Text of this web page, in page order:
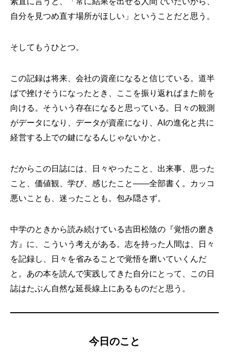
自分を見つめ直す場所がほしい」ということだと思う。
そしてもうひとつ。
この記録は将来、会社の資産になると信じている。道半
ばで挫けそうになったとき、ここを振り返ればまた前を
向ける。そういう存在になると思っている。日々の観測
がデータになり、データが資産になり、AIの進化と共に
経営する上での鍵になるんじゃないかと。
だからこの日誌には、日々やったこと、出来事、思った
こと、価値観、学び、感じたこと——全部書く。カッコ
悪いことも、迷ったことも。包み隠さず。
中学のときから読み続けている吉田松陰の『覚悟の磨き
方』に、こういう考えがある。志を持った人間は、日々
を記録し、日々を省みることで覚悟を磨いていくんだ
と。あの本を読んで実践してきた自分にとって、この日
誌はたぶん自然な延長線上にあるものだと思う。
今日のこと